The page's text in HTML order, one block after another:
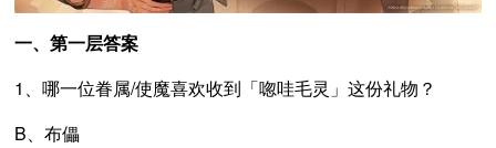
一、第一层答案
1、哪一位眷属/使魔喜欢收到「唿哇毛灵」这份礼物？
B、布儡